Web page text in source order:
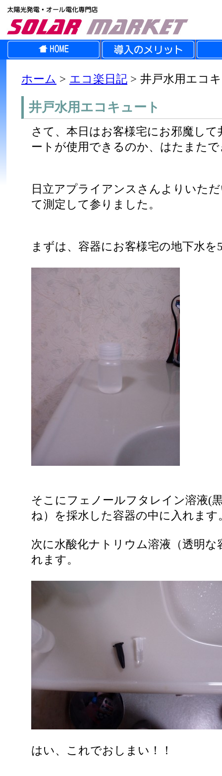
ホーム > エコ楽日記 > 井戸水用エコ
井戸水用エコキュート
さて、本日はお客様宅にお邪魔し
ートが使用できるのか、はたまた
日立アプライアンスさんよりいた
て測定して参りました。
まずは、容器にお客様宅の地下水を
そこにフェノールフタレイン溶液(
ね）を採水した容器の中に入れます
次に水酸化ナトリウム溶液（透明な
れます。
はい、これでおしまい！！